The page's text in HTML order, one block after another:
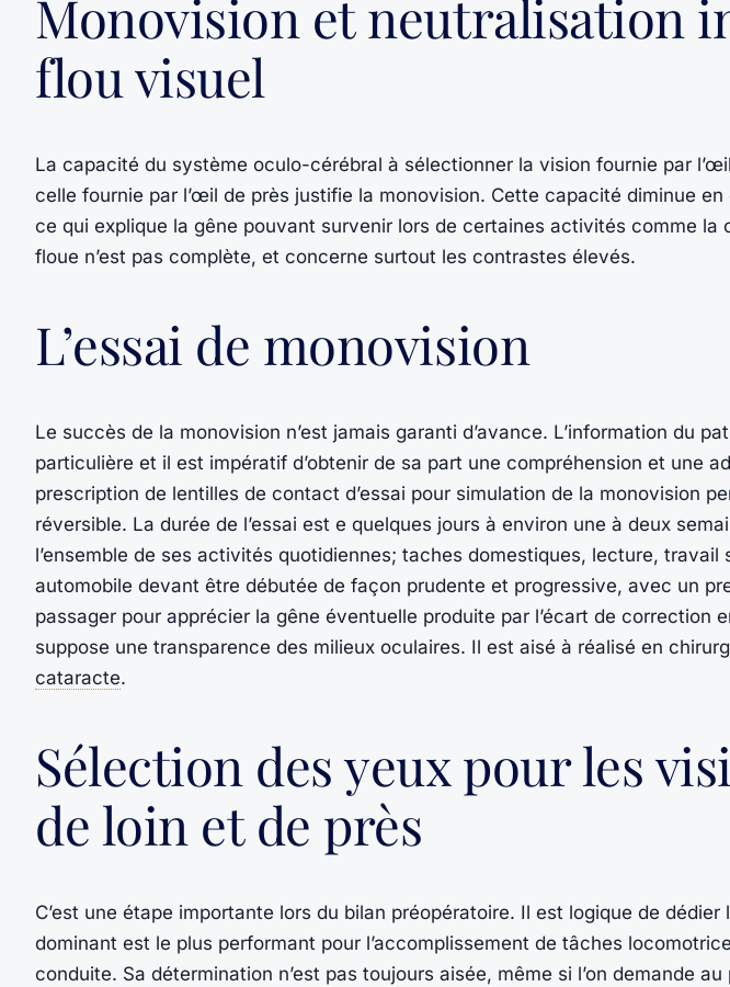
Monovision et neutralisation
flou visuel
La capacité du système oculo-cérébral à sélectionner la vision fournie par
celle fournie par l’œil de près justifie la monovision. Cette capacité diminue
ce qui explique la gêne pouvant survenir lors de certaines activités comme la
floue n’est pas complète, et concerne surtout les contrastes élevés.
L’essai de monovision
Le succès de la monovision n’est jamais garanti d’avance. L’information du
particulière et il est impératif d’obtenir de sa part une compréhension et une
prescription de lentilles de contact d’essai pour simulation de la monovision
réversible. La durée de l’essai est e quelques jours à environ une à deux
l’ensemble de ses activités quotidiennes; taches domestiques, lecture,
automobile devant être débutée de façon prudente et progressive, avec un
passager pour apprécier la gêne éventuelle produite par l’écart de correction
suppose une transparence des milieux oculaires. Il est aisé à réalisé en
cataracte.
Sélection des yeux pour les
de loin et de près
C’est une étape importante lors du bilan préopératoire. Il est logique de
dominant est le plus performant pour l’accomplissement de tâches
conduite. Sa détermination n’est pas toujours aisée, même si l’on demande